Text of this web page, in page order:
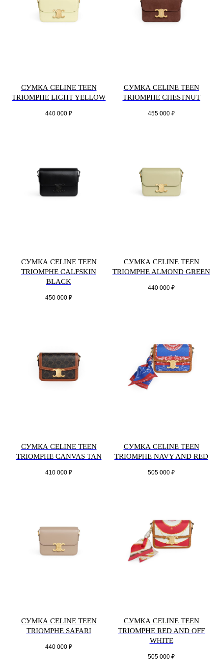
СУМКА CELINE TEEN
TRIOMPHE LIGHT YELLOW
440 000 ₽
СУМКА CELINE TEEN
TRIOMPHE CHESTNUT
455 000 ₽
СУМКА CELINE TEEN
TRIOMPHE CALFSKIN
BLACK
450 000 ₽
СУМКА CELINE TEEN
TRIOMPHE ALMOND GREEN
440 000 ₽
СУМКА CELINE TEEN
TRIOMPHE CANVAS TAN
410 000 ₽
СУМКА CELINE TEEN
TRIOMPHE NAVY AND RED
505 000 ₽
СУМКА CELINE TEEN
TRIOMPHE SAFARI
440 000 ₽
СУМКА CELINE TEEN
TRIOMPHE RED AND OFF
WHITE
505 000 ₽